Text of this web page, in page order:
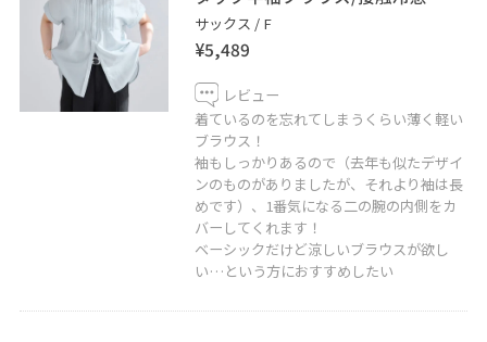
着回しコーディネートを載せてますので、ぜひご覧くだ
さい！
※記載のないものは全て私物です
Instagramやってます！ぜひフォローしてください♡
骨格・顔・カラー診断は、店舗スタッフが診断できます
ので、是非店頭でお気軽にご相談ください。
♡お気に入り登録やフォローしていただくと、気になる
サックス / F
¥5,489
レビュー
着ているのを忘れてしまうくらい薄く軽い
ブラウス！
袖もしっかりあるので（去年も似たデザイ
ンのものがありましたが、それより袖は長
めです）、1番気になる二の腕の内側をカ
バーしてくれます！
ベーシックだけど涼しいブラウスが欲し
い…という方におすすめしたい